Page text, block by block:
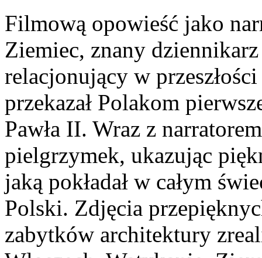
Filmową opowieść jako
Ziemiec, znany
relacjonujący w
przekazał Polakom
Pawła II. Wraz z
pielgrzymek, ukazując
jaką pokładał w całym
Polski. Zdjęcia
zabytków architektury